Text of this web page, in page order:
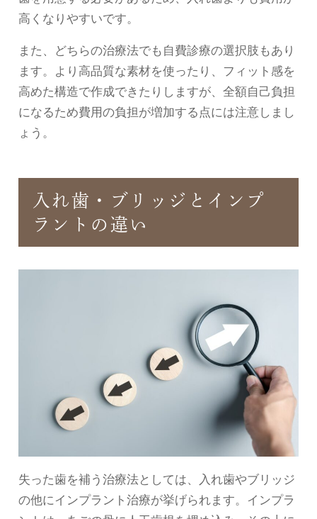
高くなりやすいです。
また、どちらの治療法でも自費診療の選択肢もあり
ます。より高品質な素材を使ったり、フィット感を
高めた構造で作成できたりしますが、全額自己負担
になるため費用の負担が増加する点には注意しまし
ょう。
入れ歯・ブリッジとインプ
ラントの違い
失った歯を補う治療法としては、入れ歯やブリッジ
の他にインプラント治療が挙げられます。インプラ